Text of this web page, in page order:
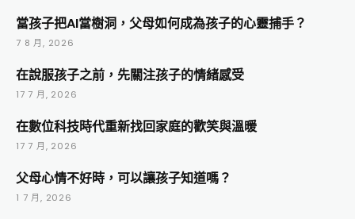
當孩子把AI當樹洞，父母如何成為孩子的心靈捕手？
7 8 月, 2026
在說服孩子之前，先關注孩子的情緒感受
17 7 月, 2026
在數位科技時代重新找回家庭的歡笑與溫暖
17 7 月, 2026
父母心情不好時，可以讓孩子知道嗎？
1 7 月, 2026